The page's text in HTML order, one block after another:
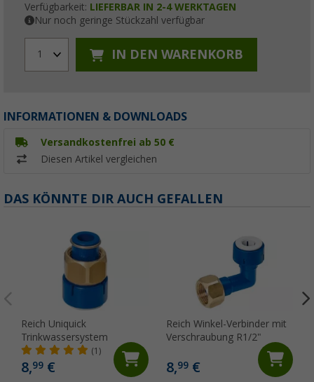
Verfügbarkeit: LIEFERBAR IN 2-4 WERKTAGEN
Nur noch geringe Stückzahl verfügbar
1 IN DEN WARENKORB
INFORMATIONEN & DOWNLOADS
Versandkostenfrei ab 50 €
Diesen Artikel vergleichen
DAS KÖNNTE DIR AUCH GEFALLEN
Reich Uniquick
Trinkwassersystem
(1)
8,99 €
Reich Winkel-Verbinder mit
Verschraubung R1/2"
8,99€